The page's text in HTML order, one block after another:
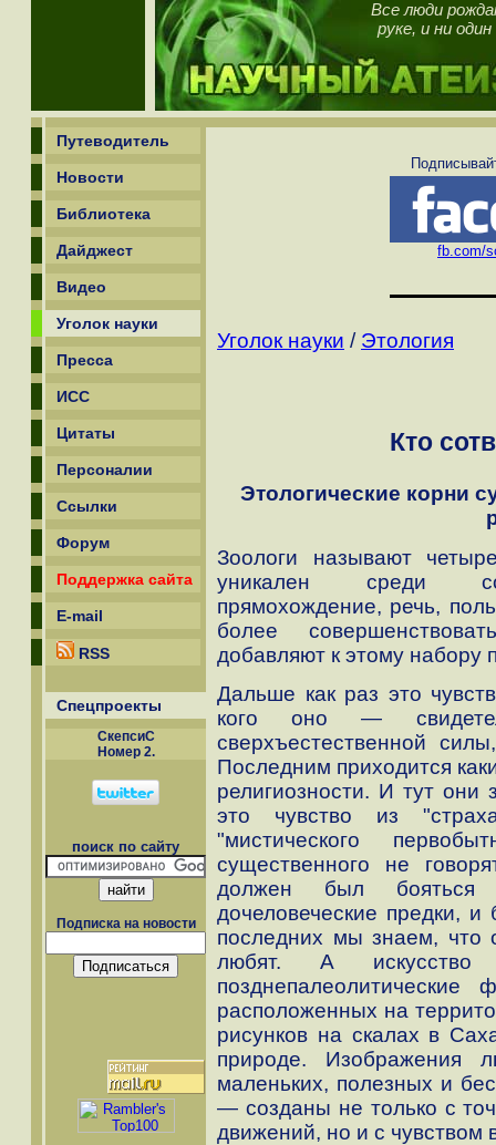
Все люди
руке, и ни
Путеводитель
Новости
Библиотека
Дайджест
Видео
Уголок науки
Пресса
ИСС
Цитаты
Персоналии
Ссылки
Форум
Поддержка сайта
E-mail
RSS
Спецпроекты
СкепсиС
Номер 2.
поиск по сайту
Подписка на новости
fb.com/
Уголок науки / Этология
Кто
Этологические корни
Зоологи называют
уникален среди
прямохождение, речь,
более
добавляют к этому набору
Дальше как раз это
кого оно —
сверхъестественной
Последним приходится
религиозности. И тут они
это чувство из
"мистического
существенного не
должен был
дочеловеческие предки,
последних мы знаем, что
любят. А
расположенных на
рисунков на скалах в
природе.
маленьких, полезных и
— созданы не только с
движений, но и с чувством